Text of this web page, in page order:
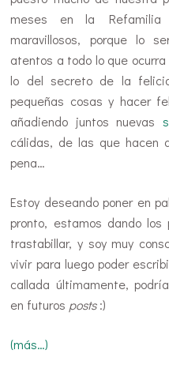
meses en la Refamilia
maravillosos, porque lo
atentos a todo lo que
lo del secreto de la
pequeñas cosas y hacer
añadiendo juntos nuevas
cálidas, de las que hacen
pena…
Estoy deseando poner en
pronto, estamos dando los
trastabillar, y soy muy
vivir para luego poder
callada últimamente,
en futuros posts:)
(más…)